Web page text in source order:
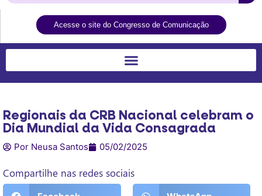
Acesse o site do Congresso de Comunicação
Regionais da CRB Nacional celebram o
Dia Mundial da Vida Consagrada
Por Neusa Santos 05/02/2025
Compartilhe nas redes sociais